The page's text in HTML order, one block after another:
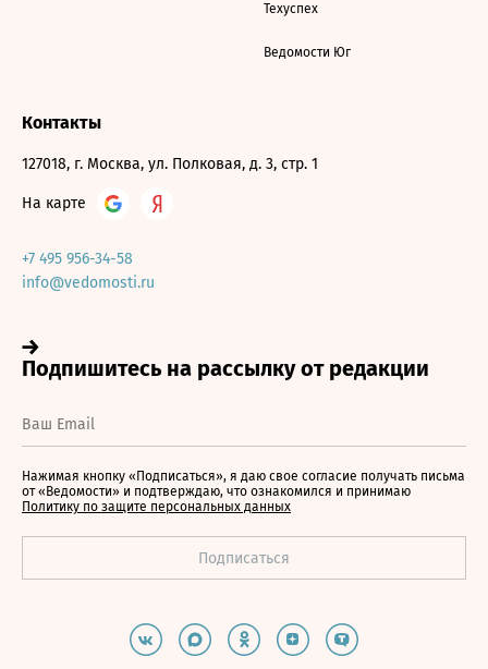
Техуспех
Ведомости Юг
Контакты
127018, г. Москва, ул. Полковая, д. 3, стр. 1
На карте
+7 495 956-34-58
info@vedomosti.ru
Нажимая кнопку «Подписаться», я даю свое согласие получать письма
от «Ведомости» и подтверждаю, что ознакомился и принимаю
Политику по защите персональных данных